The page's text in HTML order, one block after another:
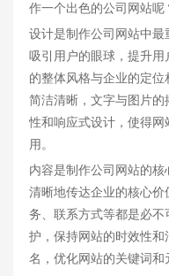
作一个出色的公司网站呢
设计是制作公司网站中
吸引用户的眼球，提升
的整体风格与企业的定
简洁清晰，文字与图片
性和响应式设计，使得
用。
内容是制作公司网站的
清晰地传达企业的核心
务、联系方式等都是必
护，保持网站的时效性
名，优化网站的关键词和